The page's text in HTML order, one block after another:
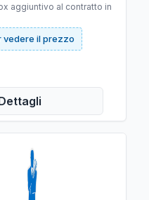
aggiuntivo al contratto in
vedere il prezzo